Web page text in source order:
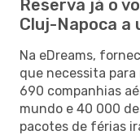
Reserva já o
Cluj-Napoca a
Na eDreams,
que necessita para
690 companhias
mundo e 40 000
pacotes de férias